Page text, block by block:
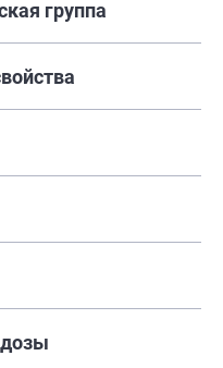
группа